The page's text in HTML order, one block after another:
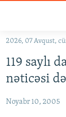
Əsas
qayıt
Əsas
qayıt
#İZAHLA
#ƏSLINDƏ
2026, 07 Avqust,
119 saylı
nəticəsi
Noyabr 10, 2005